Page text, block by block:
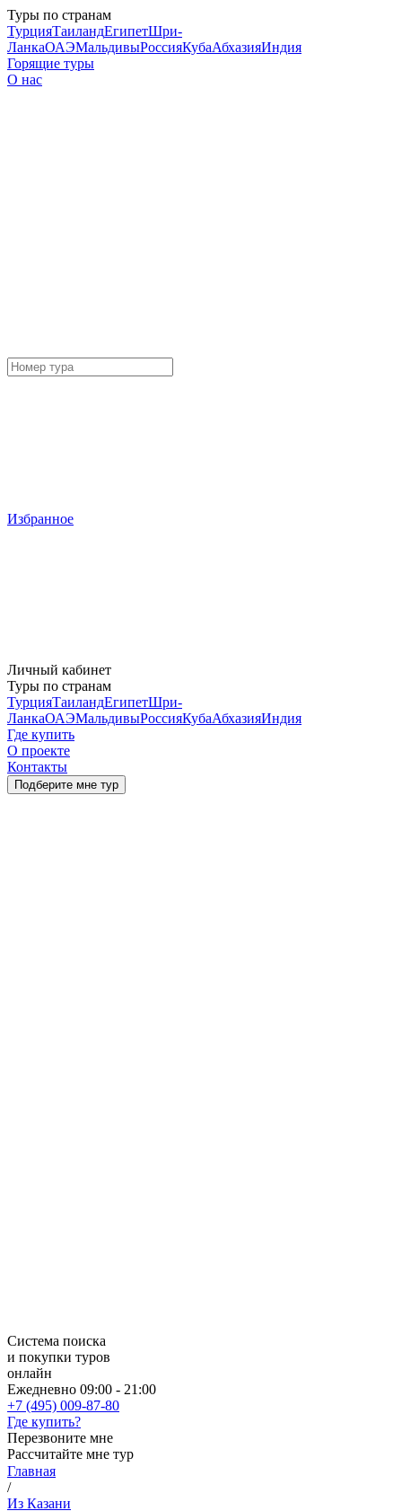
Туры по странам
ТурцияТаиландЕгипетШри-
ЛанкаОАЭМальдивыРоссияКубаАбхазияИндия
Горящие туры
О нас
Избранное
Личный кабинет
Туры по странам
ТурцияТаиландЕгипетШри-
ЛанкаОАЭМальдивыРоссияКубаАбхазияИндия
Где купить
О проекте
Контакты
Подберите мне тур
Система поиска
и покупки туров
онлайн
Ежедневно 09:00 - 21:00
+7 (495) 009-87-80
Где купить?
Перезвоните мне
Рассчитайте мне тур
Главная
/
Из Казани